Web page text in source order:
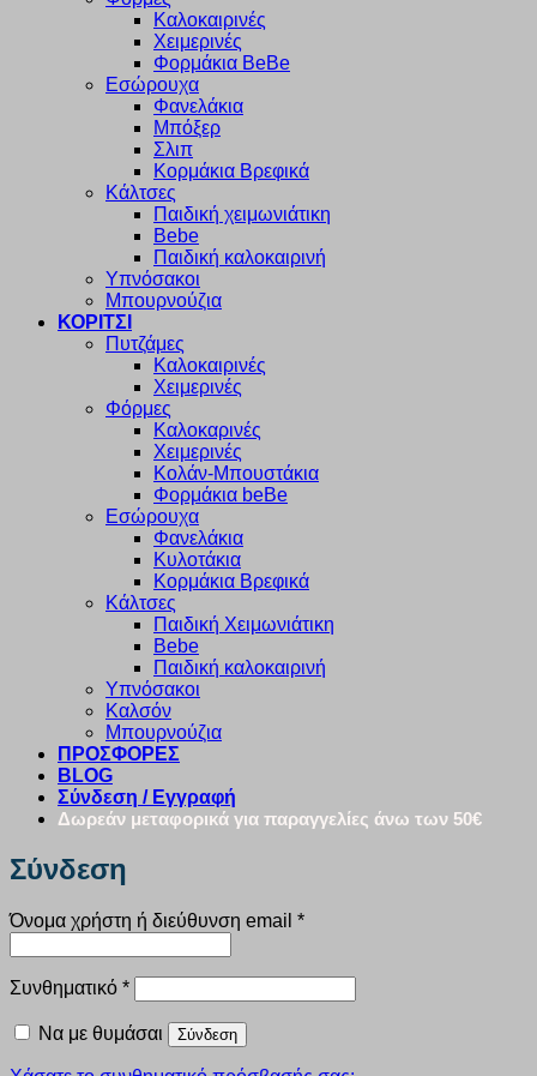
Καλοκαιρινές
Χειμερινές
Φορμάκια BeBe
Εσώρουχα
Φανελάκια
Μπόξερ
Σλιπ
Κορμάκια Βρεφικά
Κάλτσες
Παιδική χειμωνιάτικη
Bebe
Παιδική καλοκαιρινή
Υπνόσακοι
Μπουρνούζια
ΚΟΡΙΤΣΙ
Πυτζάμες
Καλοκαιρινές
Χειμερινές
Φόρμες
Καλοκαρινές
Χειμερινές
Κολάν-Μπουστάκια
Φορμάκια beBe
Εσώρουχα
Φανελάκια
Κυλοτάκια
Κορμάκια Βρεφικά
Κάλτσες
Παιδική Χειμωνιάτικη
Bebe
Παιδική καλοκαιρινή
Υπνόσακοι
Καλσόν
Μπουρνούζια
ΠΡΟΣΦΟΡΕΣ
BLOG
Σύνδεση / Εγγραφή
Δωρεάν μεταφορικά για παραγγελίες άνω των 50€
Σύνδεση
Όνομα χρήστη ή διεύθυνση email *Απαιτείται
Συνθηματικό *Απαιτείται
Να με θυμάσαι Σύνδεση